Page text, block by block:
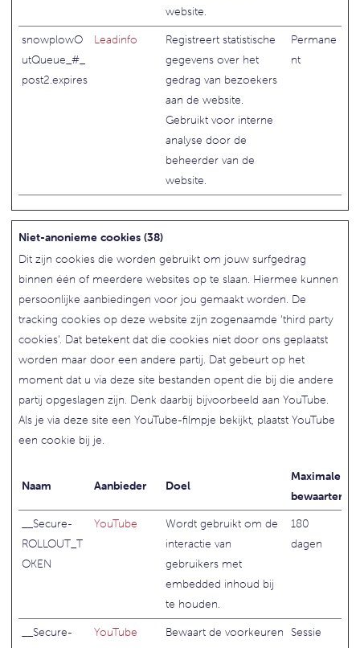
website.
snowplowO
utQueue_#_
post2.expires
Leadinfo
Registreert statistische
gegevens over het
gedrag van bezoekers
aan de website.
Gebruikt voor interne
analyse door de
beheerder van de
website.
Permane
nt
Niet-anonieme cookies (38)
Dit zijn cookies die worden gebruikt om jouw surfgedrag
binnen één of meerdere websites op te slaan. Hiermee kunnen
persoonlijke aanbiedingen voor jou gemaakt worden. De
tracking cookies op deze website zijn zogenaamde ‘third party
cookies’. Dat betekent dat die cookies niet door ons geplaatst
worden maar door een andere partij. Dat gebeurt op het
moment dat u via deze site bestanden opent die bij die andere
partij opgeslagen zijn. Denk daarbij bijvoorbeeld aan YouTube.
Als je via deze site een YouTube-filmpje bekijkt, plaatst YouTube
een cookie bij je.
Naam Aanbieder Doel
Maximale
__Secure-
ROLLOUT_T
OKEN
YouTube
Wordt gebruikt om de
interactie van
gebruikers met
embedded inhoud bij
te houden.
180
dagen
__Secure-
YouTube
Bewaart de voorkeuren
Sessie